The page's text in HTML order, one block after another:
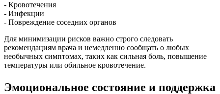
- Кровотечения
- Инфекции
- Повреждение соседних органов
Для минимизации рисков важно строго следовать
рекомендациям врача и немедленно сообщать о любых
необычных симптомах, таких как сильная боль, повышение
температуры или обильное кровотечение.
Эмоциональное состояние и поддержка